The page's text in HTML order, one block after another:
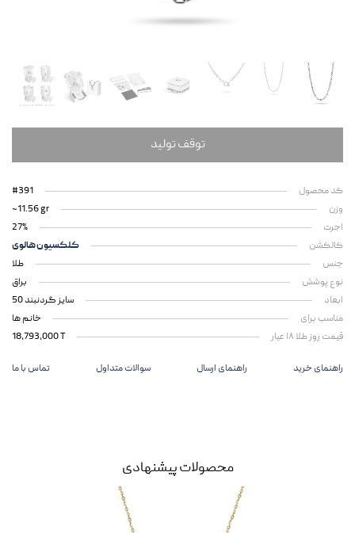
توقف تولید
کد محصول
#391
وزن
~11.56 gr
اجرت
27%
کالکشن
کلکسیون هالوی
جنس
طلا
نوع پوشش
براق
ابعاد
سایز گردنبند 50
مناسب برای
خانم ها
قیمت روز طلا ۱۸ عیار
18,793,000 T
راهنمای خرید راهنمای ارسال سوالات متداول تماس با ما
محصولات پیشنهادی